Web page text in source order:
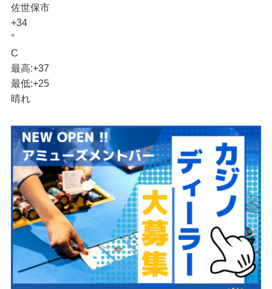
佐世保市
+34
°
C
最高:+37
最低:+25
晴れ